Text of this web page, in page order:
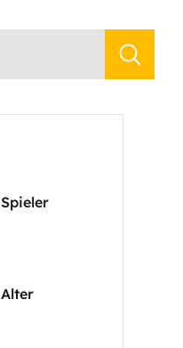
Spieler
Alter